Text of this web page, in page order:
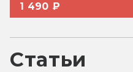
1 490 ₽
Статьи